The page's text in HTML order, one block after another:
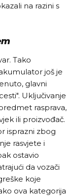
na razini s
Tako
još je
glavni
Uključivanje
rasprava,
ili proizvođač.
isprazni zbog
rasvjete i
ostavio
da vozači
koje
ova kategorija